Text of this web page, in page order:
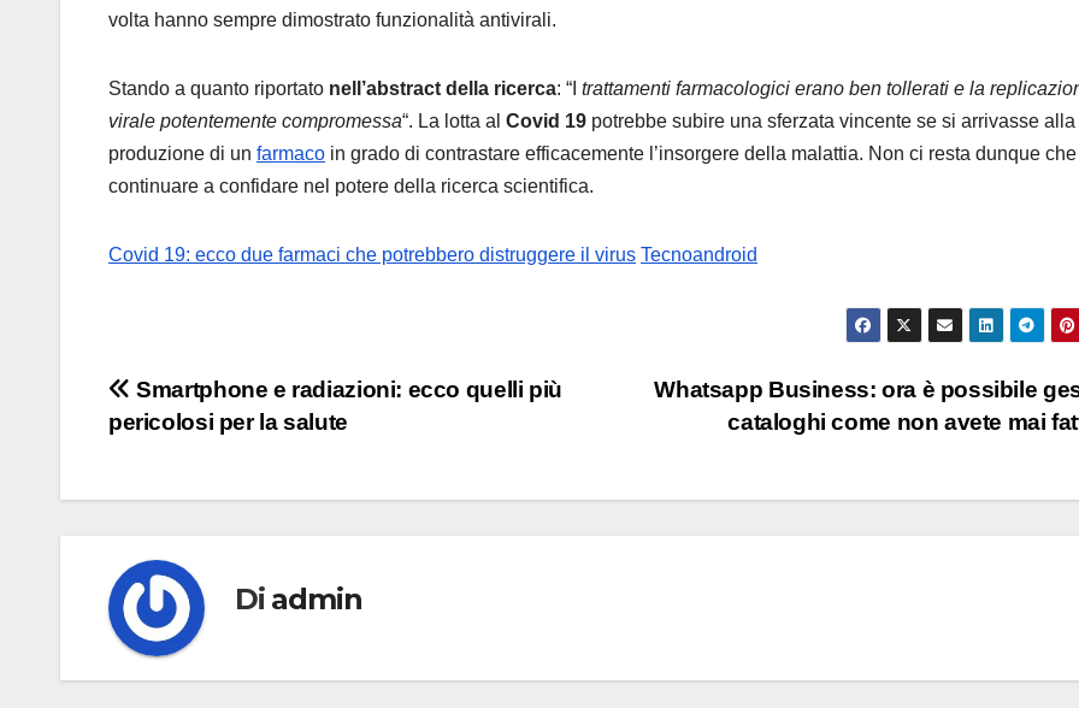
volta hanno sempre dimostrato funzionalità antivirali.
Stando a quanto riportato nell’abstract della ricerca: “I trattamenti farmacologici erano ben tollerati e la
virale potentemente compromessa“. La lotta al Covid 19 potrebbe subire una sferzata vincente se si arrivasse alla
produzione di un farmaco in grado di contrastare efficacemente l’insorgere della malattia. Non ci resta dunque che
continuare a confidare nel potere della ricerca scientifica.
Covid 19: ecco due farmaci che potrebbero distruggere il virus Tecnoandroid
Navigazione
articoli
Whatsapp Business: ora è possibile
cataloghi come non avete mai
Smartphone e radiazioni: ecco quelli più
pericolosi per la salute
Di admin